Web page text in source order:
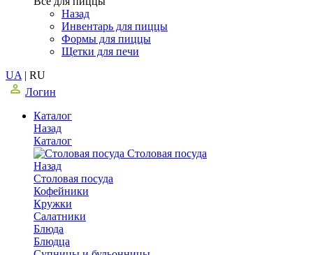
Назад
Инвентарь для пиццы
Формы для пиццы
Щетки для печи
UA | RU
Логин
Каталог
Назад
Каталог
Столовая посуда
Назад
Столовая посуда
Кофейники
Кружки
Салатники
Блюда
Блюдца